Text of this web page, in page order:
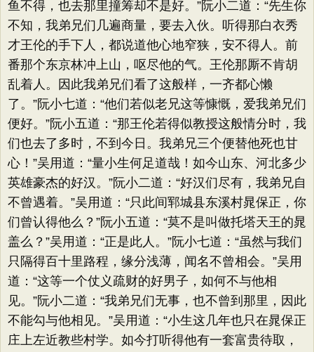
鱼不得，也去那里撞筹却不是好。”阮小二道：“先生你
不知，我弟兄们几遍商量，要去入伙。听得那白衣秀
才王伦的手下人，都说道他心地窄狭，安不得人。前
番那个东京林冲上山，呕尽他的气。王伦那厮不肯胡
乱着人。因此我弟兄们看了这般样，一齐都心懒
了。”阮小七道：“他们若似老兄这等慷慨，爱我弟兄们
便好。”阮小五道：“那王伦若得似教授这般情分时，我
们也去了多时，不到今日。我弟兄三个便替他死也甘
心！”吴用道：“量小生何足道哉！如今山东、河北多少
英雄豪杰的好汉。”阮小二道：“好汉们尽有，我弟兄自
不曾遇着。”吴用道：“只此间郓城县东溪村晁保正，你
们曾认得他么？”阮小五道：“莫不是叫做托塔天王的晁
盖么？”吴用道：“正是此人。”阮小七道：“虽然与我们
只隔得百十里路程，缘分浅薄，闻名不曾相会。”吴用
道：“这等一个仗义疏财的好男子，如何不与他相
见。”阮小二道：“我弟兄们无事，也不曾到那里，因此
不能勾与他相见。”吴用道：“小生这几年也只在晁保正
庄上左近教些村学。如今打听得他有一套富贵待取，